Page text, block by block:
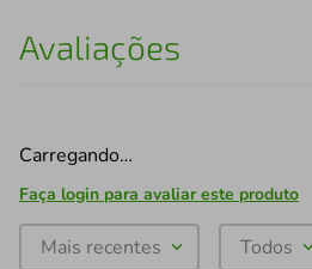
Avaliações
Carregando…
Faça login para avaliar este produto
Mais recentes Todos